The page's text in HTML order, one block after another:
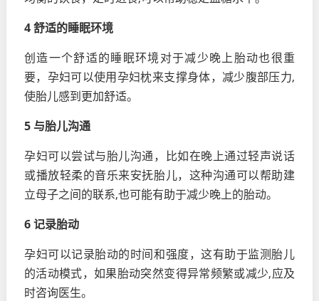
4 舒适的睡眠环境
创造一个舒适的睡眠环境对于减少晚上胎动也很重
要，孕妇可以使用孕妇枕来支撑身体，减少腹部压力,
使胎儿感到更加舒适。
5 与胎儿沟通
孕妇可以尝试与胎儿沟通，比如在晚上通过轻声说话
或播放轻柔的音乐来安抚胎儿，这种沟通可以帮助建
立母子之间的联系,也可能有助于减少晚上的胎动。
6 记录胎动
孕妇可以记录胎动的时间和强度，这有助于监测胎儿
的活动模式，如果胎动突然变得异常频繁或减少,应及
时咨询医生。